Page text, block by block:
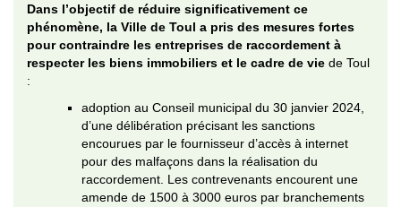
Dans l’objectif de réduire significativement ce
phénomène, la Ville de Toul a pris des mesures fortes
pour contraindre les entreprises de raccordement à
respecter les biens immobiliers et le cadre de vie de Toul
:
adoption au Conseil municipal du 30 janvier 2024,
d’une délibération précisant les sanctions
encourues par le fournisseur d’accès à internet
pour des malfaçons dans la réalisation du
raccordement. Les contrevenants encourent une
amende de 1500 à 3000 euros par branchements